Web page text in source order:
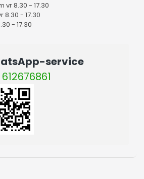
vr 8.30 - 17.30
8.30 - 17.30
- 17.30
service
612676861